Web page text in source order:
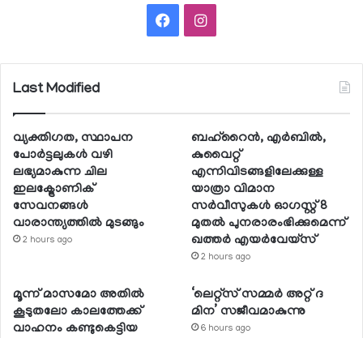
FacebookInstagram
Last Modified
വ്യക്തിഗത, സ്ഥാപന
പോര്‍ട്ടലുകള്‍ വഴി
ലഭ്യമാകുന്ന ചില
ഇലക്ട്രോണിക്
സേവനങ്ങള്‍
വാരാന്ത്യത്തില്‍ മുടങ്ങും
2 hours ago
ബഹ്റൈന്‍, എര്‍ബില്‍,
കുവൈറ്റ്
എന്നിവിടങ്ങളിലേക്കുള്ള
യാത്രാ വിമാന
സര്‍വീസുകള്‍ ഓഗസ്റ്റ് 8
മുതല്‍ പുനരാരംഭിക്കുമെന്ന്
ഖത്തര്‍ എയര്‍വേയ്സ്
2 hours ago
മൂന്ന് മാസമോ അതില്‍
കൂടുതലോ കാലത്തേക്ക്
വാഹനം കണ്ടുകെട്ടിയ
‘ലെറ്റ്‌സ് സമ്മര്‍ അറ്റ് ദ
മിന’ സജീവമാകുന്നു
6 hours ago